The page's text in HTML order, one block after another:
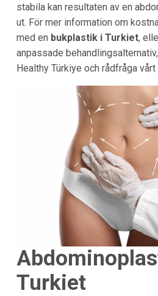
stabila kan resultaten av en
ut. För mer information om
med en bukplastik i Turkiet,
anpassade
Healthy Türkiye och rådfråga
Turkiet